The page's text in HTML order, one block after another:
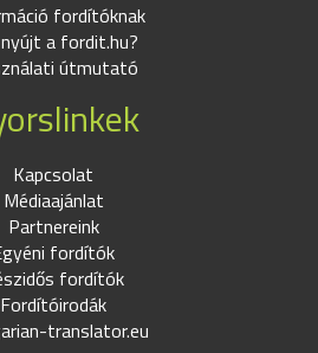
fordítóknak
a fordit.hu?
útmutató
Kapcsolat
Médiaajánlat
Partnereink
fordítók
fordítók
Fordítóirodák
translator.eu